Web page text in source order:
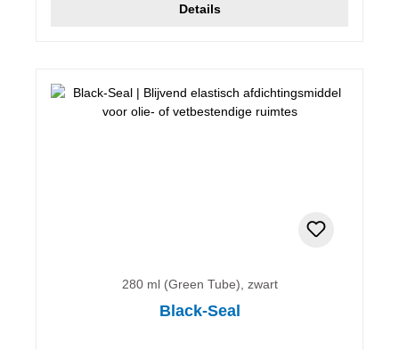
Details
280 ml (Green Tube), zwart
Black-Seal